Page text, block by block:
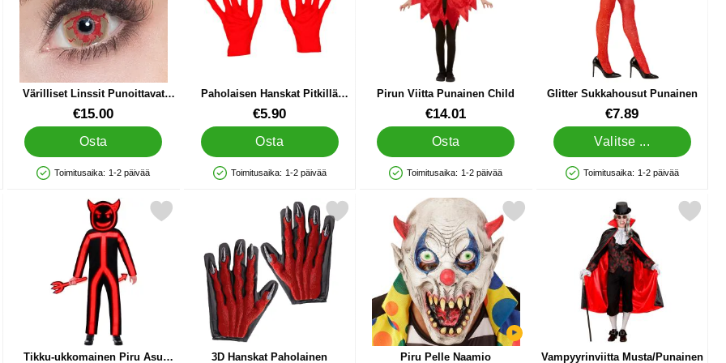
Värilliset Linssit Punoittavat
Silmät
Tuote.nro 24051€15.00
Osta
Saatavuus: Varastossa
Toimitusaika: 1-2 päivää
Paholaisen Hanskat Pitkillä
Sormilla
Tuote.nro 39542€5.90
Osta
Saatavuus: Varastossa
Toimitusaika: 1-2 päivää
Pirun Viitta Punainen Child
Tuote.nro 18580€14.01
Osta
Saatavuus: Varastossa
Toimitusaika: 1-2 päivää
Glitter Sukkahousut Punainen
Tuote.nro 39363€7.89
Valitse ...
Saatavuus: Varastossa
Toimitusaika: 1-2 päivää
Setti suosikiksi
Tikku-ukkomainen Piru Asu
Merkitse tikku-ukkomainen Piru Asu Lasten suosikiksi
3D Hanskat Paholainen
Merkitse 3D Hanskat Paholainen suosikiksi
Piru Pelle Naamio
Merkitse piru Pelle Naamio suosikiksi
Vampyyrinviitta Musta/Punainen
Merkitse vampyyrinviitta Musta/